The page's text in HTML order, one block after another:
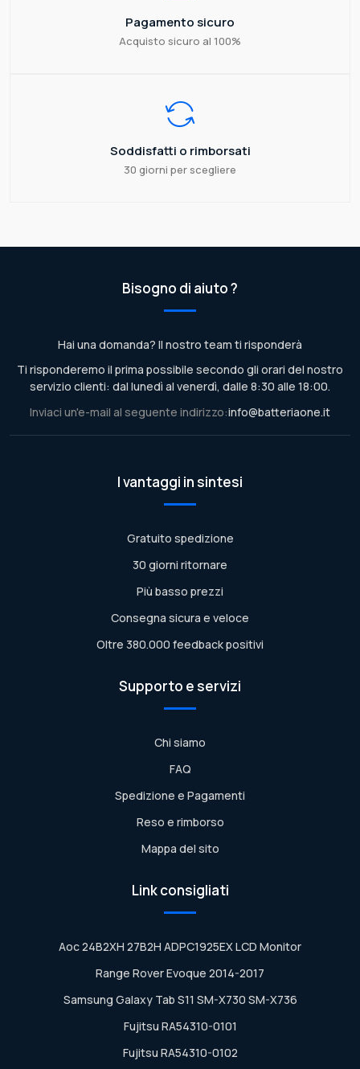
Pagamento sicuro
Acquisto sicuro al 100%
Soddisfatti o rimborsati
30 giorni per scegliere
Bisogno di aiuto ?
Hai una domanda? Il nostro team ti risponderà
Ti risponderemo il prima possibile secondo gli orari del nostro
servizio clienti: dal lunedì al venerdì, dalle 8:30 alle 18:00.
Inviaci un'e-mail al seguente indirizzo:info@batteriaone.it
I vantaggi in sintesi
Gratuito spedizione
30 giorni ritornare
Più basso prezzi
Consegna sicura e veloce
Oltre 380.000 feedback positivi
Supporto e servizi
Chi siamo
FAQ
Spedizione e Pagamenti
Reso e rimborso
Mappa del sito
Link consigliati
Aoc 24B2XH 27B2H ADPC1925EX LCD Monitor
Range Rover Evoque 2014-2017
Samsung Galaxy Tab S11 SM-X730 SM-X736
Fujitsu RA54310-0101
Fujitsu RA54310-0102